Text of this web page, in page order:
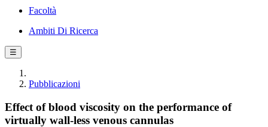
Facoltà
Ambiti Di Ricerca
☰
Pubblicazioni
Effect of blood viscosity on the performance of
virtually wall-less venous cannulas